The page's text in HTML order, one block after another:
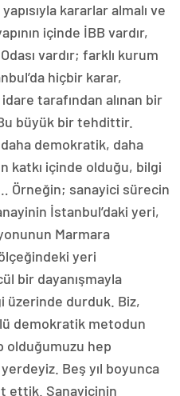
kararlar almalı ve
içinde İBB vardır,
vardır; farklı kurum
hiçbir karar,
tarafından alınan bir
büyük bir tehdittir.
demokratik, daha
katkı içinde olduğu, bilgi
Örneğin; sanayici sürecin
İstanbul’daki yeri,
Marmara
yeri
bir dayanışmayla
üzerinde durduk. Biz,
demokratik metodun
olduğumuzu hep
Beş yıl boyunca
ettik. Sanayicinin